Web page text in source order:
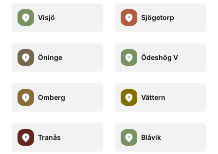
Visjö Sjögetorp
Öninge Ödeshög V
Omberg Vättern
Tranås Blåvik